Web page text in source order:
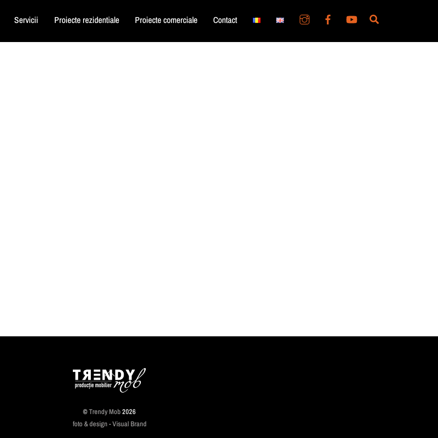
Servicii Proiecte rezidentiale Proiecte comerciale Contact
Back
To
©Trendy Mob 2026
foto & design - Visual Brand